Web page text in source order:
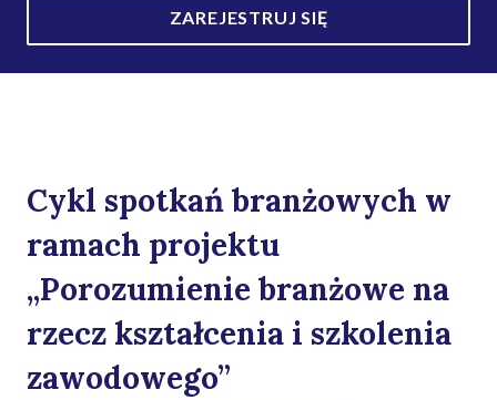
ZAREJESTRUJ SIĘ
Cykl spotkań branżowych w
ramach projektu
„Porozumienie branżowe na
rzecz kształcenia i szkolenia
zawodowego”